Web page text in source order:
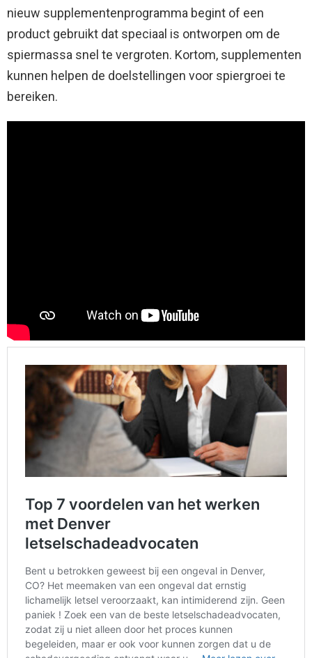
nieuw supplementenprogramma begint of een
product gebruikt dat speciaal is ontworpen om de
spiermassa snel te vergroten. Kortom, supplementen
kunnen helpen de doelstellingen voor spiergroei te
bereiken.